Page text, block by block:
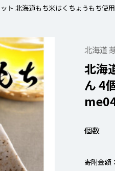
ト 北海道もち米はくちょうもち使
北海道
北海
ん 4
個数
寄附金額